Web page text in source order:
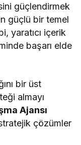
güçlendirmek
güçlü bir temel
yaratıcı içerik
başarı elde
bir üst
almayı
Ajansı
çözümler